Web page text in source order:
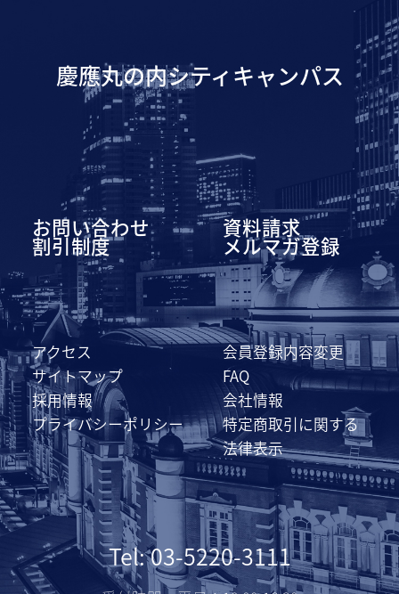
慶應丸の内シティキャンパス
お問い合わせ 資料請求
割引制度 メルマガ登録
アクセス
会員登録内容変更
サイトマップ
FAQ
採用情報
会社情報
プライバシーポリシー
特定商取引に関する
法律表示
Tel: 03-5220-3111